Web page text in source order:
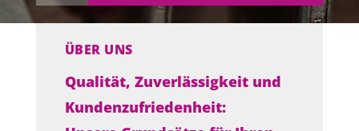
ÜBER UNS
Qualität, Zuverlässigkeit und
Kundenzufriedenheit: